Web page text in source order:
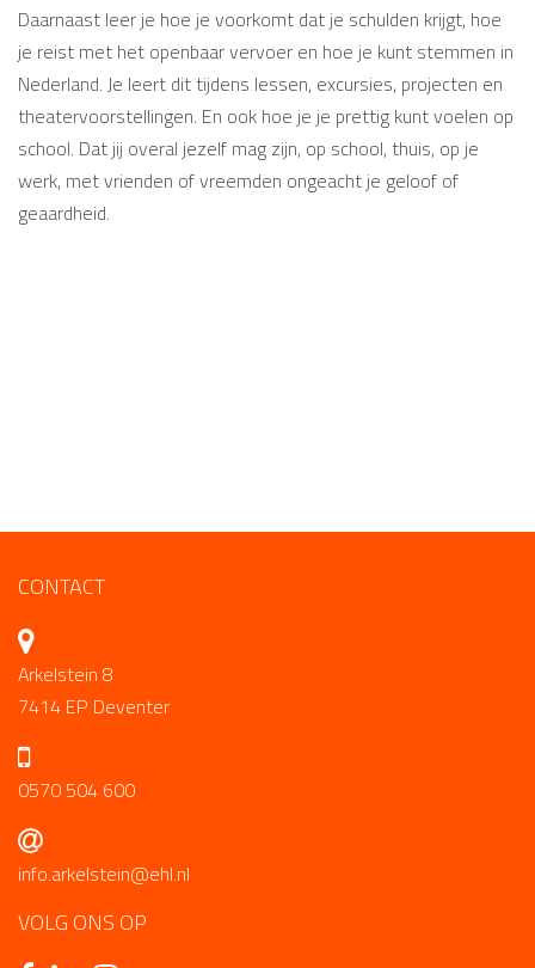
Daarnaast leer je hoe je voorkomt dat je schulden krijgt, hoe
je reist met het openbaar vervoer en hoe je kunt stemmen in
Nederland. Je leert dit tijdens lessen, excursies, projecten en
theatervoorstellingen. En ook hoe je je prettig kunt voelen op
school. Dat jij overal jezelf mag zijn, op school, thuis, op je
werk, met vrienden of vreemden ongeacht je geloof of
geaardheid.
CONTACT
Arkelstein 8
7414 EP Deventer
0570 504 600
info.arkelstein@ehl.nl
VOLG ONS OP